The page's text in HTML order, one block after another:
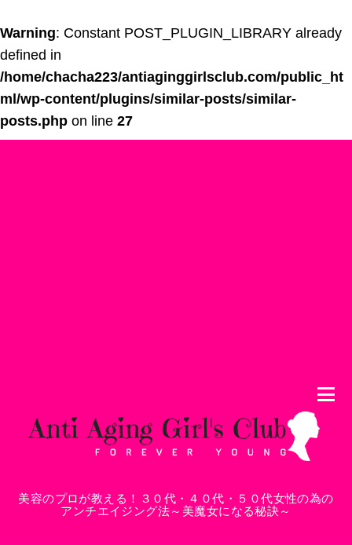
Warning: Constant POST_PLUGIN_LIBRARY already
defined in
/home/chacha223/antiaginggirlsclub.com/public_ht
ml/wp-content/plugins/similar-posts/similar-
posts.php on line 27
美容のプロが教える！３０代・４０代・５０代女性の為の
アンチエイジング法～美魔女になる秘訣～